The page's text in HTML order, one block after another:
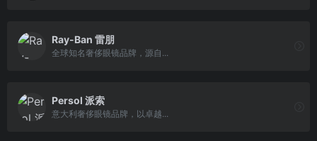
Ray-Ban 雷朋
全球知名奢侈眼镜品牌，源自...
Persol 派索
意大利奢侈眼镜品牌，以卓越...